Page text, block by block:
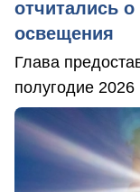
отчитались
освещения
Глава
полугодие 2026